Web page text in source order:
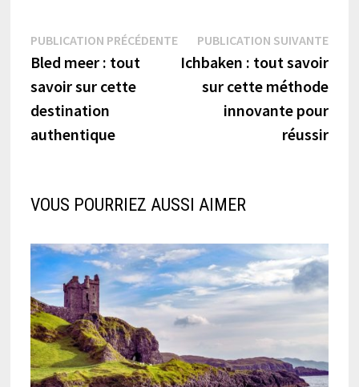
Navigation
de
l’article
PUBLICATION PRÉCÉDENTEPublication
précédente :
Bled meer : tout
savoir sur cette
destination
authentique
PUBLICATION SUIVANTE
Ichbaken : tout savoir
sur cette méthode
innovante pour
réussir
VOUS POURRIEZ AUSSI AIMER